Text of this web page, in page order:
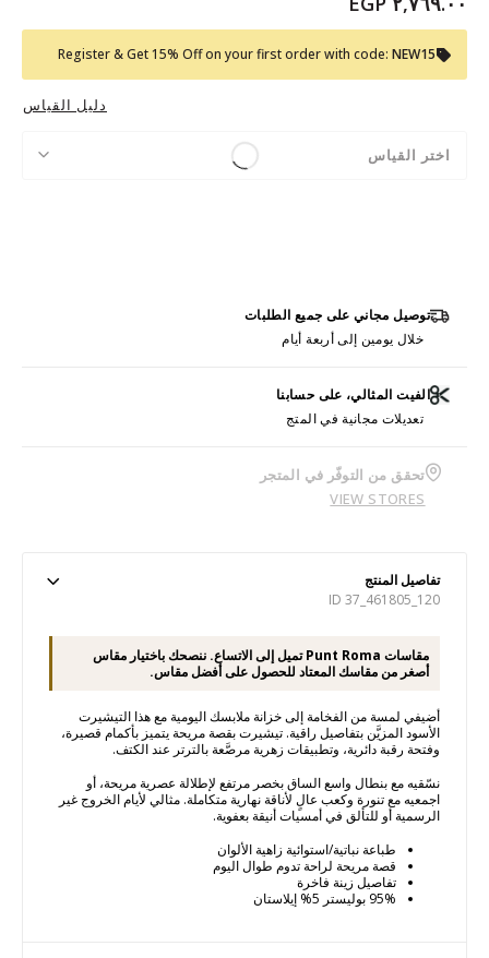
Register & Get 15% Off on your first order with code: NEW15
دليل القياس
اختر القياس
توصيل مجاني على جميع الطلبات
خلال يومين إلى أربعة أيام
الفيت المثالي، على حسابنا
تعديلات مجانية في المتج
تحقق من التوفّر في المتجر
VIEW STORES
تفاصيل المنتج
ID 37_461805_120
مقاسات Punt Roma تميل إلى الاتساع. ننصحك باختيار مقاس
أصغر من مقاسك المعتاد للحصول على أفضل مقاس.
أضيفي لمسة من الفخامة إلى خزانة ملابسك اليومية مع هذا التيشيرت
الأسود المزيَّن بتفاصيل راقية. تيشيرت بقصة مريحة يتميز بأكمام قصيرة،
وفتحة رقبة دائرية، وتطبيقات زهرية مرصَّعة بالترتر عند الكتف.
نسّقيه مع بنطال واسع الساق بخصر مرتفع لإطلالة عصرية مريحة، أو
اجمعيه مع تنورة وكعب عالٍ لأناقة نهارية متكاملة. مثالي لأيام الخروج غير
الرسمية أو للتألق في أمسيات أنيقة بعفوية.
طباعة نباتية/استوائية زاهية الألوان
قصة مريحة لراحة تدوم طوال اليوم
تفاصيل زينة فاخرة
95% بوليستر 5% إيلاستان